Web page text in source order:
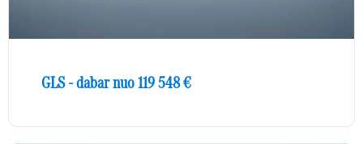
GLS - dabar nuo 119 548 €